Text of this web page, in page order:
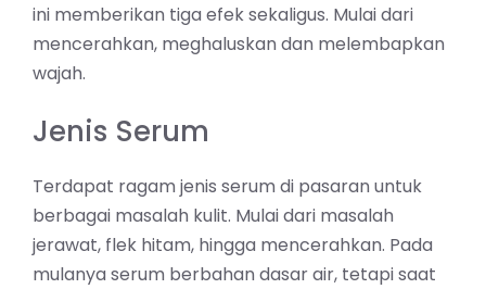
ini memberikan tiga efek sekaligus. Mulai dari
mencerahkan, meghaluskan dan melembapkan
wajah.
Jenis Serum
Terdapat ragam jenis serum di pasaran untuk
berbagai masalah kulit. Mulai dari masalah
jerawat, flek hitam, hingga mencerahkan. Pada
mulanya serum berbahan dasar air, tetapi saat